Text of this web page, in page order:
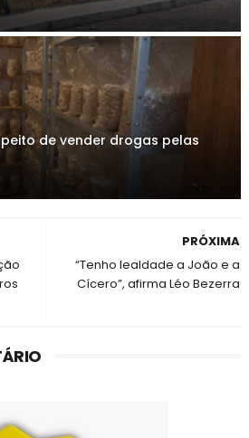
de vender drogas pelas
PRÓXIMA
“Tenho lealdade a João e a
Cícero”, afirma Léo Bezerra